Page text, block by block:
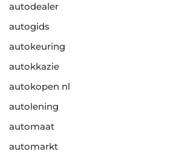
autodealer
autogids
autokeuring
autokkazie
autokopen nl
autolening
automaat
automarkt